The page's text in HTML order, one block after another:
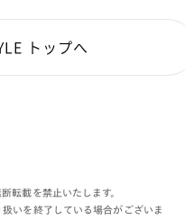
トップへ
転載を禁止いたします。
いを終了している場合がございま